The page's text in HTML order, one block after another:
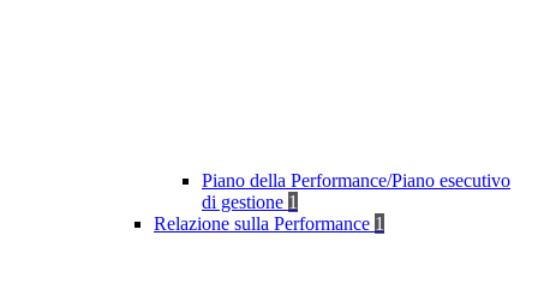
Piano della Performance/Piano esecutivo
di gestione 1
Relazione sulla Performance 1